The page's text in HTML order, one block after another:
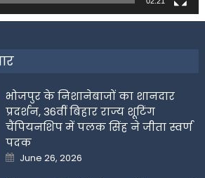
भोजपुर के निशानेबाजों का शानदार
प्रदर्शन, 36वीं बिहार राज्य शूटिंग
चैंपियनशिप में पलक सिंह ने जीता स्वर्ण
पदक
Posted
on
June 26, 2026